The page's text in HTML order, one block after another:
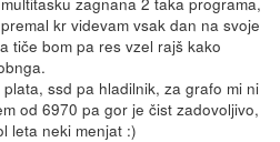
kr videvam vsak dan na svoje
tiče bom pa res vzel rajš kako
ssd pa hladilnik, za grafo mi ni
od 6970 pa gor je čist zadovoljivo,
leta neki menjat :)